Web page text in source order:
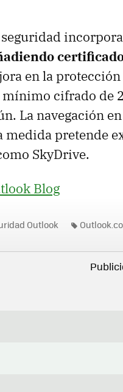
en la
cifrado de
La navegación
medida pretende
SkyDrive.
Blog
Outlook